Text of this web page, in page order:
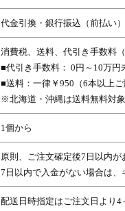
代金引換・銀行振込（前払い）
消費税、送料、代引き手数料
■代引き手数料： 0円～10万
■送料：一律￥950（6本以上ご
※北海道・沖縄は送料無料対
1個から
原則、ご注文確定後7日以内が
7日以内で入金がない場合は、
配送日時指定はご注文日より4